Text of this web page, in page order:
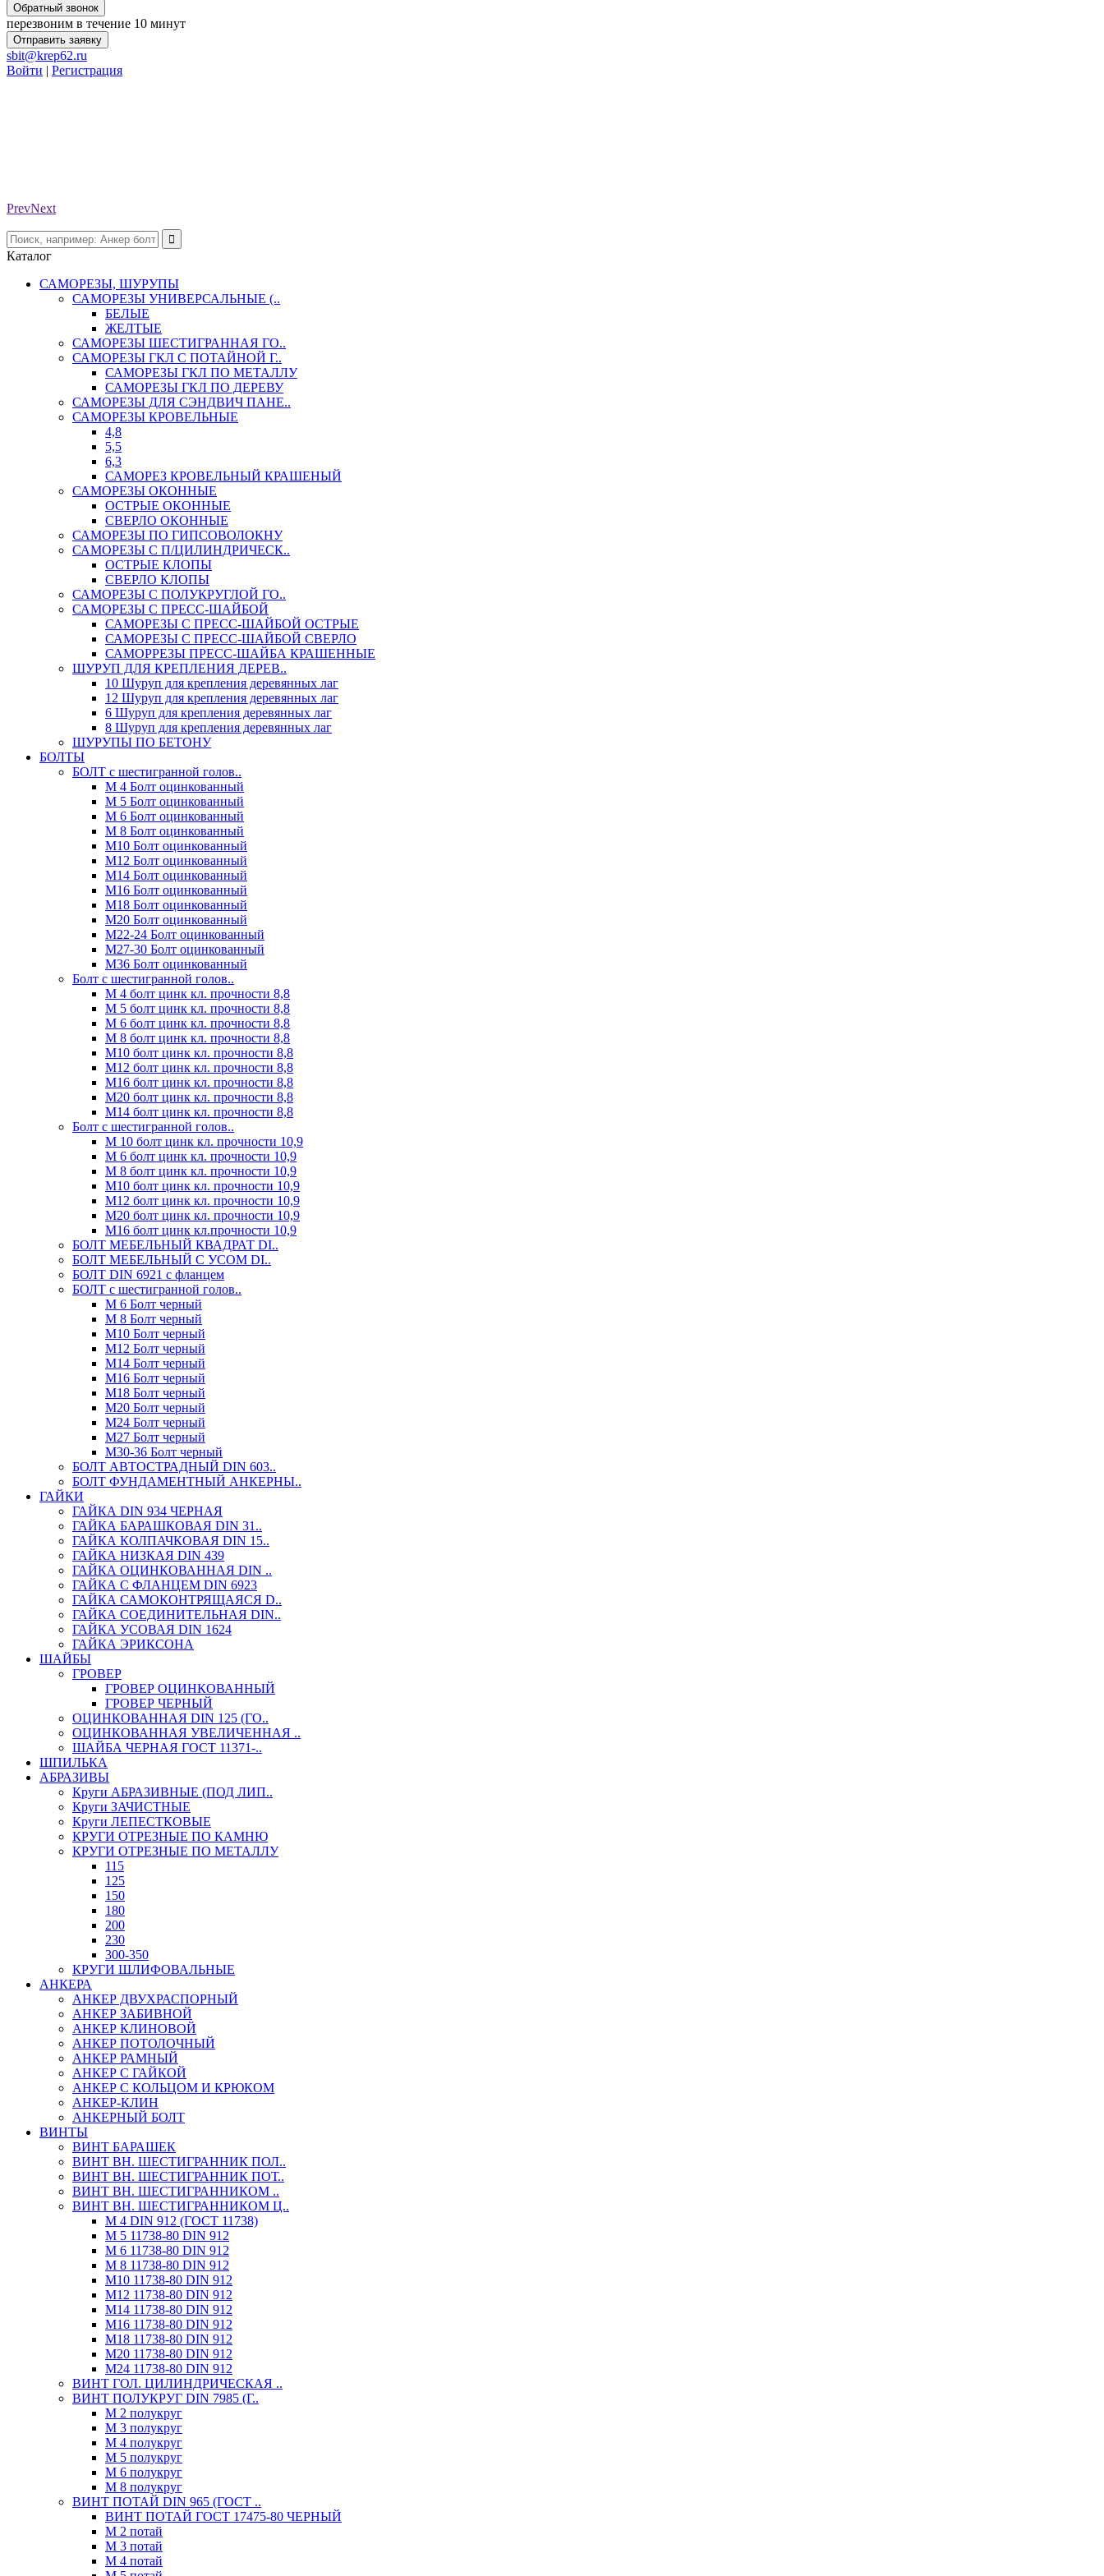
Обратный звонок
перезвоним в течение 10 минут
Отправить заявку
sbit@krep62.ru
Войти | Регистрация
PrevNext
Каталог
САМОРЕЗЫ, ШУРУПЫ
САМОРЕЗЫ УНИВЕРСАЛЬНЫЕ (..
БЕЛЫЕ
ЖЕЛТЫЕ
САМОРЕЗЫ ШЕСТИГРАННАЯ ГО..
САМОРЕЗЫ ГКЛ С ПОТАЙНОЙ Г..
САМОРЕЗЫ ГКЛ ПО МЕТАЛЛУ
САМОРЕЗЫ ГКЛ ПО ДЕРЕВУ
САМОРЕЗЫ ДЛЯ СЭНДВИЧ ПАНЕ..
САМОРЕЗЫ КРОВЕЛЬНЫЕ
4,8
5,5
6,3
САМОРЕЗ КРОВЕЛЬНЫЙ КРАШЕНЫЙ
САМОРЕЗЫ ОКОННЫЕ
ОСТРЫЕ ОКОННЫЕ
СВЕРЛО ОКОННЫЕ
САМОРЕЗЫ ПО ГИПСОВОЛОКНУ
САМОРЕЗЫ С П/ЦИЛИНДРИЧЕСК..
ОСТРЫЕ КЛОПЫ
СВЕРЛО КЛОПЫ
САМОРЕЗЫ С ПОЛУКРУГЛОЙ ГО..
САМОРЕЗЫ С ПРЕСС-ШАЙБОЙ
САМОРЕЗЫ С ПРЕСС-ШАЙБОЙ ОСТРЫЕ
САМОРЕЗЫ С ПРЕСС-ШАЙБОЙ СВЕРЛО
САМОРРЕЗЫ ПРЕСС-ШАЙБА КРАШЕННЫЕ
ШУРУП ДЛЯ КРЕПЛЕНИЯ ДЕРЕВ..
10 Шуруп для крепления деревянных лаг
12 Шуруп для крепления деревянных лаг
6 Шуруп для крепления деревянных лаг
8 Шуруп для крепления деревянных лаг
ШУРУПЫ ПО БЕТОНУ
БОЛТЫ
БОЛТ с шестигранной голов..
М 4 Болт оцинкованный
М 5 Болт оцинкованный
М 6 Болт оцинкованный
М 8 Болт оцинкованный
М10 Болт оцинкованный
М12 Болт оцинкованный
М14 Болт оцинкованный
М16 Болт оцинкованный
М18 Болт оцинкованный
М20 Болт оцинкованный
М22-24 Болт оцинкованный
М27-30 Болт оцинкованный
М36 Болт оцинкованный
Болт с шестигранной голов..
М 4 болт цинк кл. прочности 8,8
М 5 болт цинк кл. прочности 8,8
М 6 болт цинк кл. прочности 8,8
М 8 болт цинк кл. прочности 8,8
М10 болт цинк кл. прочности 8,8
М12 болт цинк кл. прочности 8,8
М16 болт цинк кл. прочности 8,8
М20 болт цинк кл. прочности 8,8
М14 болт цинк кл. прочности 8,8
Болт с шестигранной голов..
М 10 болт цинк кл. прочности 10,9
М 6 болт цинк кл. прочности 10,9
М 8 болт цинк кл. прочности 10,9
М10 болт цинк кл. прочности 10,9
М12 болт цинк кл. прочности 10,9
М20 болт цинк кл. прочности 10,9
М16 болт цинк кл.прочности 10,9
БОЛТ МЕБЕЛЬНЫЙ КВАДРАТ DI..
БОЛТ МЕБЕЛЬНЫЙ С УСОМ DI..
БОЛТ DIN 6921 c фланцем
БОЛТ с шестигранной голов..
М 6 Болт черный
М 8 Болт черный
М10 Болт черный
М12 Болт черный
М14 Болт черный
М16 Болт черный
М18 Болт черный
М20 Болт черный
М24 Болт черный
М27 Болт черный
М30-36 Болт черный
БОЛТ АВТОСТРАДНЫЙ DIN 603..
БОЛТ ФУНДАМЕНТНЫЙ АНКЕРНЫ..
ГАЙКИ
ГАЙКА DIN 934 ЧЕРНАЯ
ГАЙКА БАРАШКОВАЯ DIN 31..
ГАЙКА КОЛПАЧКОВАЯ DIN 15..
ГАЙКА НИЗКАЯ DIN 439
ГАЙКА ОЦИНКОВАННАЯ DIN ..
ГАЙКА С ФЛАНЦЕМ DIN 6923
ГАЙКА САМОКОНТРЯЩАЯСЯ D..
ГАЙКА СОЕДИНИТЕЛЬНАЯ DIN..
ГАЙКА УСОВАЯ DIN 1624
ГАЙКА ЭРИКСОНА
ШАЙБЫ
ГРОВЕР
ГРОВЕР ОЦИНКОВАННЫЙ
ГРОВЕР ЧЕРНЫЙ
ОЦИНКОВАННАЯ DIN 125 (ГО..
ОЦИНКОВАННАЯ УВЕЛИЧЕННАЯ ..
ШАЙБА ЧЕРНАЯ ГОСТ 11371-..
ШПИЛЬКА
АБРАЗИВЫ
Круги АБРАЗИВНЫЕ (ПОД ЛИП..
Круги ЗАЧИСТНЫЕ
Круги ЛЕПЕСТКОВЫЕ
КРУГИ ОТРЕЗНЫЕ ПО КАМНЮ
КРУГИ ОТРЕЗНЫЕ ПО МЕТАЛЛУ
115
125
150
180
200
230
300-350
КРУГИ ШЛИФОВАЛЬНЫЕ
АНКЕРА
АНКЕР ДВУХРАСПОРНЫЙ
АНКЕР ЗАБИВНОЙ
АНКЕР КЛИНОВОЙ
АНКЕР ПОТОЛОЧНЫЙ
АНКЕР РАМНЫЙ
АНКЕР С ГАЙКОЙ
АНКЕР С КОЛЬЦОМ И КРЮКОМ
АНКЕР-КЛИН
АНКЕРНЫЙ БОЛТ
ВИНТЫ
ВИНТ БАРАШЕК
ВИНТ ВН. ШЕСТИГРАННИК ПОЛ..
ВИНТ ВН. ШЕСТИГРАННИК ПОТ..
ВИНТ ВН. ШЕСТИГРАННИКОМ ..
ВИНТ ВН. ШЕСТИГРАННИКОМ Ц..
М 4 DIN 912 (ГОСТ 11738)
М 5 11738-80 DIN 912
М 6 11738-80 DIN 912
М 8 11738-80 DIN 912
М10 11738-80 DIN 912
М12 11738-80 DIN 912
М14 11738-80 DIN 912
М16 11738-80 DIN 912
М18 11738-80 DIN 912
М20 11738-80 DIN 912
М24 11738-80 DIN 912
ВИНТ ГОЛ. ЦИЛИНДРИЧЕСКАЯ ..
ВИНТ ПОЛУКРУГ DIN 7985 (Г..
М 2 полукруг
М 3 полукруг
М 4 полукруг
М 5 полукруг
М 6 полукруг
М 8 полукруг
ВИНТ ПОТАЙ DIN 965 (ГОСТ ..
ВИНТ ПОТАЙ ГОСТ 17475-80 ЧЕРНЫЙ
М 2 потай
М 3 потай
М 4 потай